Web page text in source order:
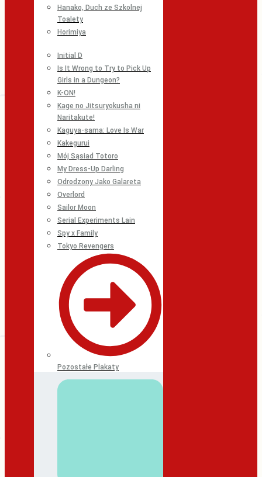
Hanako, Duch ze Szkolnej
Toalety
Horimiya
Initial D
Is It Wrong to Try to Pick Up
Girls in a Dungeon?
K-ON!
Kage no Jitsuryokusha ni
Naritakute!
Kaguya-sama: Love Is War
Kakegurui
Mój Sąsiad Totoro
My Dress-Up Darling
Odrodzony Jako Galareta
Overlord
Sailor Moon
Serial Experiments Lain
Spy x Family
Tokyo Revengers
Pozostałe Plakaty